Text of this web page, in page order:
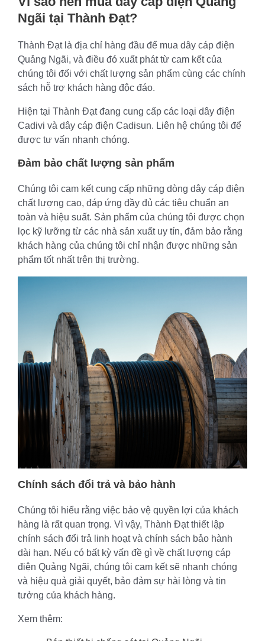
Ngãi tại Thành Đạt?
Thành Đạt là địa chỉ hàng đầu để mua dây cáp điện
Quảng Ngãi, và điều đó xuất phát từ cam kết của
chúng tôi đối với chất lượng sản phẩm cùng các chính
sách hỗ trợ khách hàng độc đáo.
Hiện tại Thành Đạt đang cung cấp các loại dây điện
Cadivi và dây cáp điện Cadisun. Liên hệ chúng tôi để
được tư vấn nhanh chóng.
Đảm bảo chất lượng sản phẩm
Chúng tôi cam kết cung cấp những dòng dây cáp điện
chất lượng cao, đáp ứng đầy đủ các tiêu chuẩn an
toàn và hiệu suất. Sản phẩm của chúng tôi được chọn
lọc kỹ lưỡng từ các nhà sản xuất uy tín, đảm bảo rằng
khách hàng của chúng tôi chỉ nhận được những sản
phẩm tốt nhất trên thị trường.
Chính sách đổi trả và bảo hành
Chúng tôi hiểu rằng việc bảo vệ quyền lợi của khách
hàng là rất quan trọng. Vì vậy, Thành Đạt thiết lập
chính sách đổi trả linh hoạt và chính sách bảo hành
dài hạn. Nếu có bất kỳ vấn đề gì về chất lượng cáp
điện Quảng Ngãi, chúng tôi cam kết sẽ nhanh chóng
và hiệu quả giải quyết, bảo đảm sự hài lòng và tin
tưởng của khách hàng.
Xem thêm: